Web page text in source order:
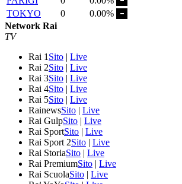
TOKYO
0
0.00%
Network Rai
TV
Rai 1 Sito | Live
Rai 2Sito | Live
Rai 3Sito | Live
Rai 4Sito | Live
Rai 5Sito | Live
RainewsSito | Live
Rai GulpSito | Live
Rai SportSito | Live
Rai Sport 2Sito | Live
Rai StoriaSito | Live
Rai PremiumSito | Live
Rai ScuolaSito | Live